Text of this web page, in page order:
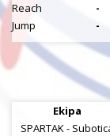
Reach
-
Jump
-
Ekipa
SPARTAK -